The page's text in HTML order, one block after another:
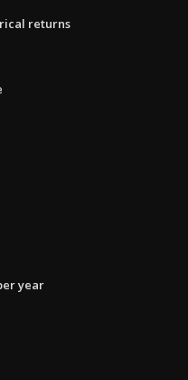
returns
year